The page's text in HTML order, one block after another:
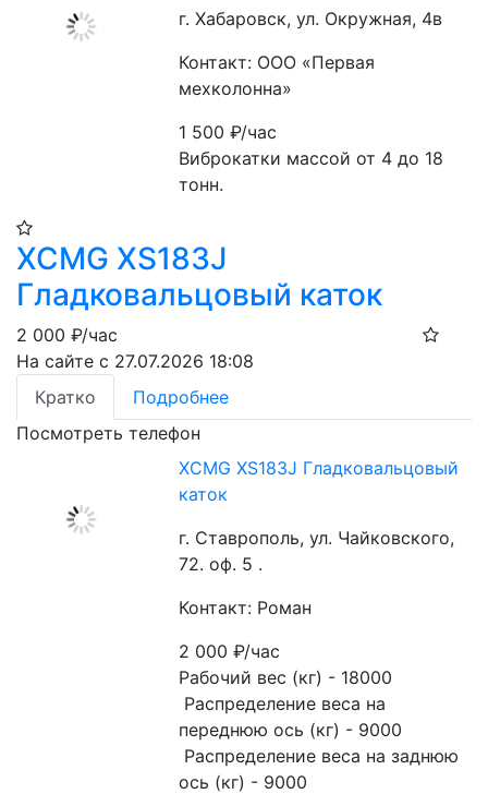
г. Хабаровск, ул. Окружная, 4в
Контакт: ООО «Первая
мехколонна»
1 500₽/час
Виброкатки массой от 4 до 18
тонн.
XCMG XS183J
Гладковальцовый каток
2 000 ₽/час
На сайте с 27.07.2026 18:08
Кратко
Подробнее
Посмотреть телефон
XCMG XS183J Гладковальцовый
каток
г. Ставрополь, ул. Чайковского,
72. оф. 5 .
Контакт: Роман
2 000₽/час
Рабочий вес (кг) - 18000
переднюю ось (кг) - 9000
ось (кг) - 9000